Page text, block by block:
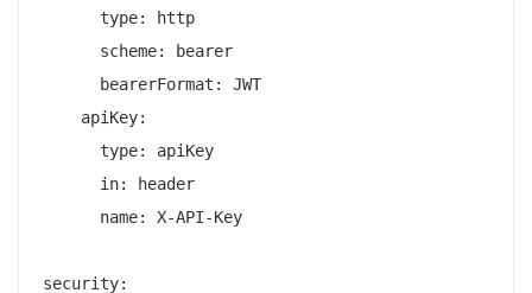
      type: http
      scheme: bearer
      bearerFormat: JWT
    apiKey:
      type: apiKey
      in: header
      name: X-API-Key
security: